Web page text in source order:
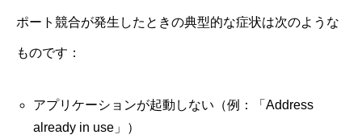
ポート競合が発生したときの典型的な症状は次のような
ものです：
アプリケーションが起動しない（例：「Address
already in use」）